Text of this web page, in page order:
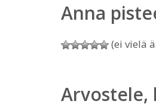
Anna
(ei vielä